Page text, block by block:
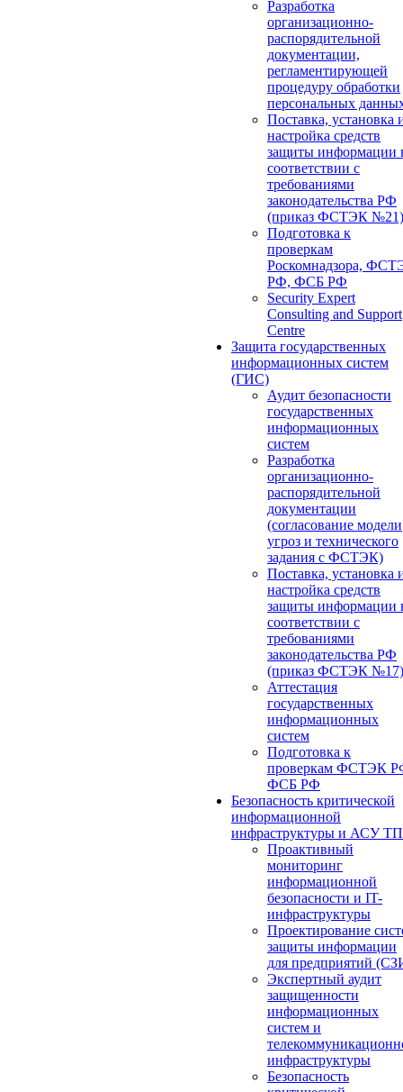
Разработка
организационно-
распорядительной
документации,
регламентирующей
процедуру обработки
персональных
Поставка, установка
настройка средств
защиты информации
соответствии с
требованиями
законодательства РФ
(приказ ФСТЭК №21)
Подготовка к
проверкам
Роскомнадзора,
РФ, ФСБ РФ
Security Expert
Consulting and Support
Centre
Защита государственных
информационных систем
(ГИС)
Аудит безопасности
государственных
информационных
систем
Разработка
организационно-
распорядительной
документации
(согласование модели
угроз и технического
задания с ФСТЭК)
Поставка, установка
настройка средств
защиты информации
соответствии с
требованиями
законодательства РФ
(приказ ФСТЭК №17)
Аттестация
государственных
информационных
систем
Подготовка к
проверкам ФСТЭК
ФСБ РФ
Безопасность критической
информационной
инфраструктуры и АСУ ТП
Проактивный
мониторинг
информационной
безопасности и IT-
инфраструктуры
Проектирование
защиты информации
для предприятий
Экспертный аудит
защищенности
информационных
систем и
инфраструктуры
Безопасность